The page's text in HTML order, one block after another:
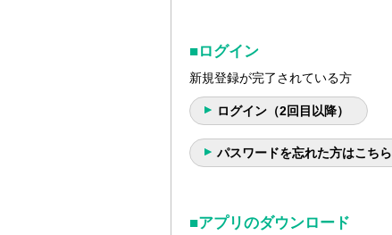
■ログイン
新規登録が完了されている方
ログイン（2回目以降）
パスワードを忘れた方はこちら
■アプリのダウンロード